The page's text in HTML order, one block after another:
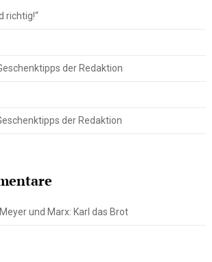
richtig!“
der Redaktion
der Redaktion
Meyer und Marx: Karl das Brot